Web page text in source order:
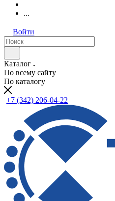
...
Войти
Каталог
По всему сайту
По каталогу
+7 (342) 206-04-22